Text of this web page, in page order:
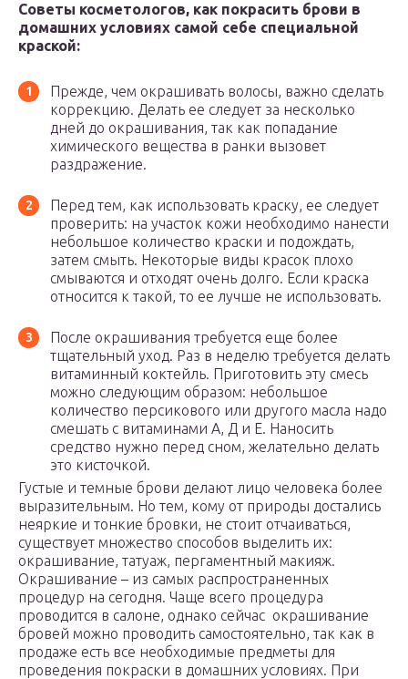
Советы косметологов, как покрасить брови в
домашних условиях самой себе специальной
краской:
Прежде, чем окрашивать волосы, важно сделать
коррекцию. Делать ее следует за несколько
дней до окрашивания, так как попадание
химического вещества в ранки вызовет
раздражение.
Перед тем, как использовать краску, ее следует
проверить: на участок кожи необходимо нанести
небольшое количество краски и подождать,
затем смыть. Некоторые виды красок плохо
смываются и отходят очень долго. Если краска
относится к такой, то ее лучше не использовать.
После окрашивания требуется еще более
тщательный уход. Раз в неделю требуется делать
витаминный коктейль. Приготовить эту смесь
можно следующим образом: небольшое
количество персикового или другого масла надо
смешать с витаминами А, Д и Е. Наносить
средство нужно перед сном, желательно делать
это кисточкой.
Густые и темные брови делают лицо человека более
выразительным. Но тем, кому от природы достались
неяркие и тонкие бровки, не стоит отчаиваться,
существует множество способов выделить их:
окрашивание, татуаж, пергаментный макияж.
Окрашивание – из самых распространенных
процедур на сегодня. Чаще всего процедура
проводится в салоне, однако сейчас окрашивание
бровей можно проводить самостоятельно, так как в
продаже есть все необходимые предметы для
проведения покраски в домашних условиях. При